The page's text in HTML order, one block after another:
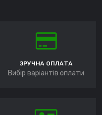
ЗРУЧНА ОПЛАТА
Вибір варіантів оплати